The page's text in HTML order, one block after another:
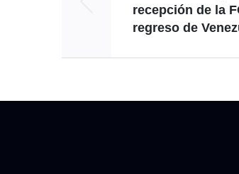
recepción de la
regreso de